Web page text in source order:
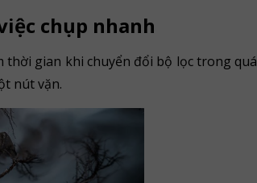
chụp nhanh
thời gian khi chuyển đổi bộ lọc trong quá
nút vặn.